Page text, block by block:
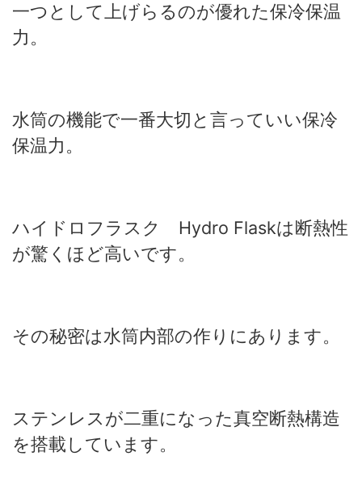
一つとして上げらるのが優れた保冷保温
力。
水筒の機能で一番大切と言っていい保冷
保温力。
ハイドロフラスク Hydro Flaskは断熱性
が驚くほど高いです。
その秘密は水筒内部の作りにあります。
ステンレスが二重になった真空断熱構造
を搭載しています。